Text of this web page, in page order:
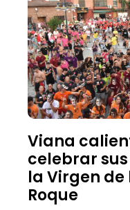
Viana
celebrar
la Virgen de
Roque